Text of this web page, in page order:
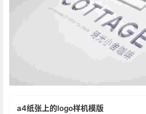
a4纸张上的logo样机模版